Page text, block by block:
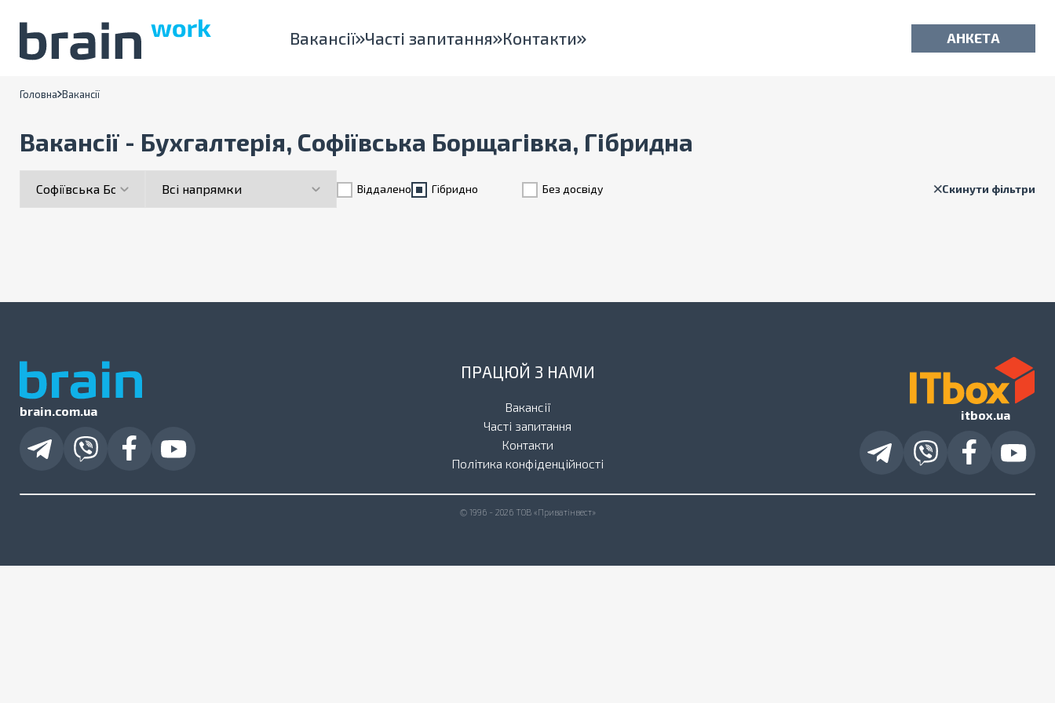
Вакансії Часті запитання Контакти АНКЕТА
Головна Вакансії
Вакансії - Бухгалтерія, Софіївська Борщагівка, Гібридна
Віддалено Гiбридно Без досвіду Скинути фільтри
brain.com.ua
ПРАЦЮЙ З НАМИ
Вакансії
Часті запитання
Контакти
Політика конфіденційності
itbox.ua
© 1996 - 2026 ТОВ «Приватінвест»